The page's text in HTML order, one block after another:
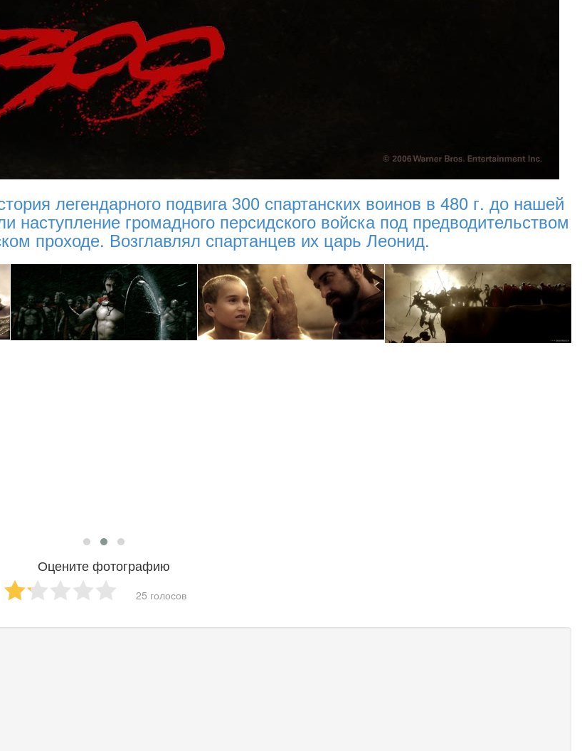
легендарного подвига 300 спартанских воинов в 480 г. до нашей
громадного персидского войска под предводительством
проходе. Возглавлял спартанцев их царь Леонид.
Оцените фотографию
25 голосов